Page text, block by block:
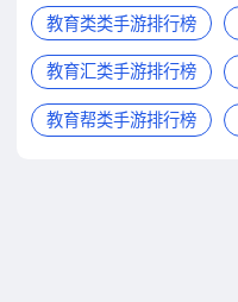
教育类类手游排行榜
教育汇类手游排行榜
教育帮类手游排行榜